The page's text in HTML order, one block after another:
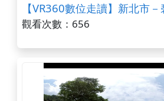
【VR360數位走讀】新北市
觀看次數：656